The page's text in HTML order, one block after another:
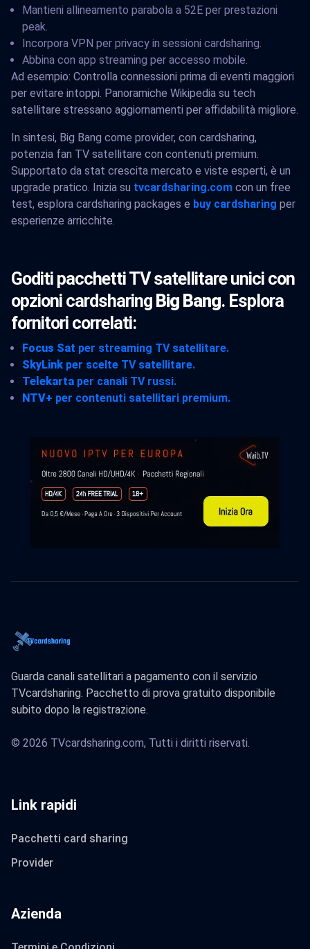
Mantieni allineamento parabola a 52E per prestazioni
peak.
Incorpora VPN per privacy in sessioni cardsharing.
Abbina con app streaming per accesso mobile.
Ad esempio: Controlla connessioni prima di eventi maggiori
per evitare intoppi. Panoramiche Wikipedia su tech
satellitare stressano aggiornamenti per affidabilità migliore.
In sintesi, Big Bang come provider, con cardsharing,
potenzia fan TV satellitare con contenuti premium.
Supportato da stat crescita mercato e viste esperti, è un
upgrade pratico. Inizia su tvcardsharing.com con un free
test, esplora cardsharing packages e buy cardsharing per
esperienze arricchite.
Goditi pacchetti TV satellitare unici con
opzioni cardsharing Big Bang. Esplora
fornitori correlati:
Focus Sat per streaming TV satellitare.
SkyLink per scelte TV satellitare.
Telekarta per canali TV russi.
NTV+ per contenuti satellitari premium.
Guarda canali satellitari a pagamento con il servizio
TVcardsharing. Pacchetto di prova gratuito disponibile
subito dopo la registrazione.
© 2026 TVcardsharing.com, Tutti i diritti riservati.
Link rapidi
Pacchetti card sharing
Provider
Azienda